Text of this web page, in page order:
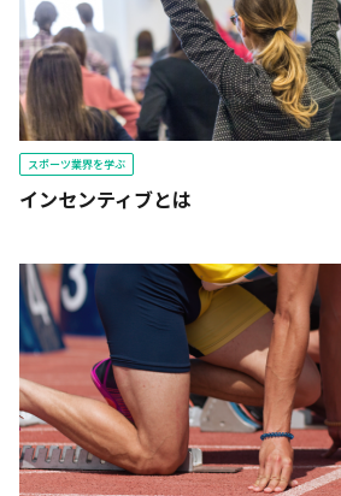
スポーツ業界を学ぶ
インセンティブとは